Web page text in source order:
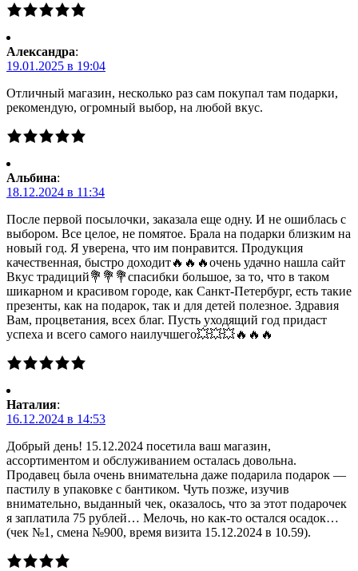
Александра:
19.01.2025 в 19:04
Отличный магазин, несколько раз сам покупал там подарки,
рекомендую, огромный выбор, на любой вкус.
Альбина:
18.12.2024 в 11:34
После первой посылочки, заказала еще одну. И не ошиблась с
выбором. Все целое, не помятое. Брала на подарки близким на
новый год. Я уверена, что им понравится. Продукция
качественная, быстро доходит🔥🔥🔥очень удачно нашла сайт
Вкус традиций💐💐💐спасибки большое, за то, что в таком
шикарном и красивом городе, как Санкт-Петербург, есть такие
презенты, как на подарок, так и для детей полезное. Здравия
Вам, процветания, всех благ. Пусть уходящий год придаст
успеха и всего самого наилучшего💥💥💥🔥🔥🔥
Наталия:
16.12.2024 в 14:53
Добрый день! 15.12.2024 посетила ваш магазин,
ассортиментом и обслуживанием осталась довольна.
Продавец была очень внимательна даже подарила подарок —
пастилу в упаковке с бантиком. Чуть позже, изучив
внимательно, выданный чек, оказалось, что за этот подарочек
я заплатила 75 рублей… Мелочь, но как-то остался осадок…
(чек №1, смена №900, время визита 15.12.2024 в 10.59).